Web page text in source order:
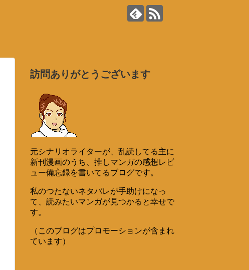
訪問ありがとうございます
元シナリオライターが、乱読してる主に
新刊漫画のうち、推しマンガの感想レビ
ュー備忘録を書いてるブログです。
私のつたないネタバレが手助けになっ
て、読みたいマンガが見つかると幸せで
す。
（このブログはプロモーションが含まれ
ています）